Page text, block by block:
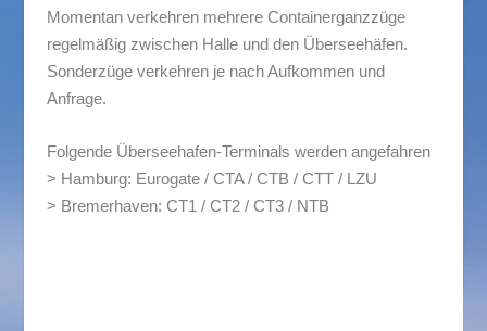
Momentan verkehren mehrere Containerganzzüge
regelmäßig zwischen Halle und den Überseehäfen.
Sonderzüge verkehren je nach Aufkommen und
Anfrage.
Folgende Überseehafen-Terminals werden angefahren
> Hamburg: Eurogate / CTA / CTB / CTT / LZU
> Bremerhaven: CT1 / CT2 / CT3 / NTB